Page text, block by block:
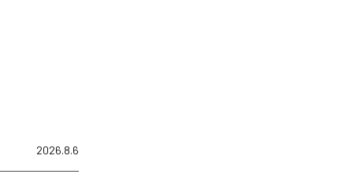
2026.8.6